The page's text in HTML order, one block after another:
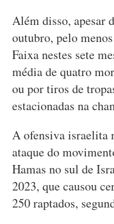
Além disso, apesar
outubro, pelo
Faixa nestes sete
média de quatro
ou por tiros de
estacionadas na
A ofensiva israelita
ataque do
Hamas no sul de
2023, que causou
250 raptados,